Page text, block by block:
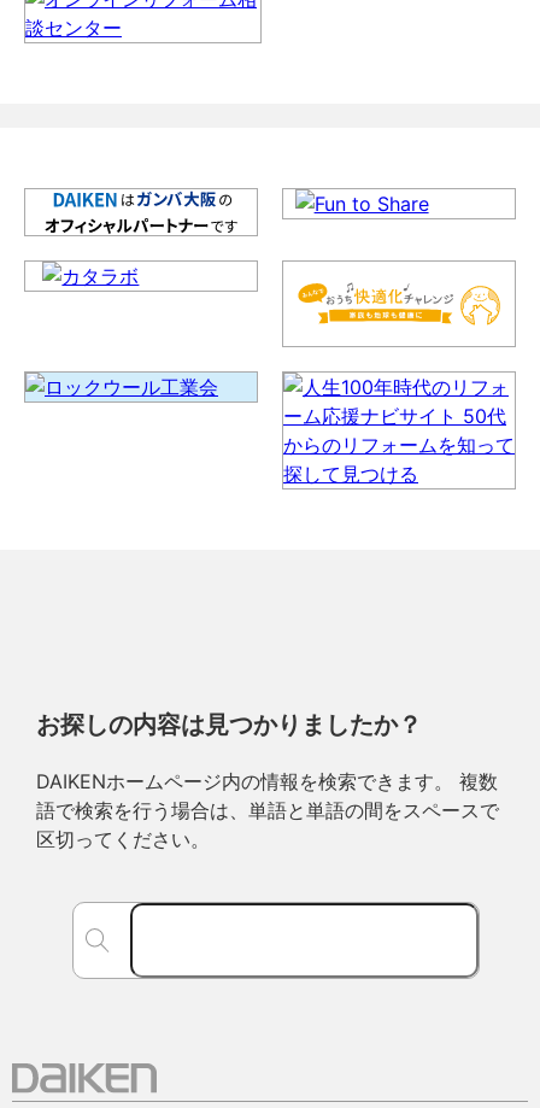
お探しの内容は見つかりましたか？
DAIKENホームページ内の情報を検索できます。 複数
語で検索を行う場合は、単語と単語の間をスペースで
区切ってください。